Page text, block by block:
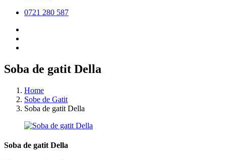
0721 280 587
Soba de gatit Della
Home
Sobe de Gatit
Soba de gatit Della
Soba de gatit Della